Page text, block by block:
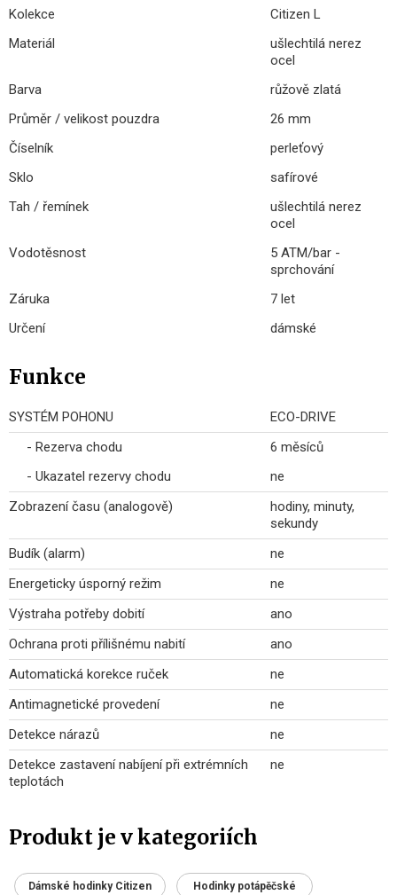
Kolekce
Citizen L
Materiál
ušlechtilá nerez
ocel
Barva
růžově zlatá
Průměr / velikost pouzdra
26 mm
Číselník
perleťový
Sklo
safírové
Tah / řemínek
ušlechtilá nerez
ocel
Vodotěsnost
5 ATM/bar -
sprchování
Záruka
7 let
Určení
dámské
Funkce
SYSTÉM POHONU
ECO-DRIVE
- Rezerva chodu
6 měsíců
- Ukazatel rezervy chodu
ne
Zobrazení času (analogově)
hodiny, minuty,
sekundy
Budík (alarm)
ne
Energeticky úsporný režim
ne
Výstraha potřeby dobití
ano
Ochrana proti přílišnému nabití
ano
Automatická korekce ruček
ne
Antimagnetické provedení
ne
Detekce nárazů
ne
Detekce zastavení nabíjení při extrémních
teplotách
ne
Produkt je v kategoriích
Dámské hodinky Citizen Hodinky potápěčské